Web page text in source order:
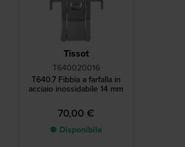
Tissot
T640020016
T640.7 Fibbia a farfalla in
acciaio inossidabile 14 mm
70,00 €
● Disponibile